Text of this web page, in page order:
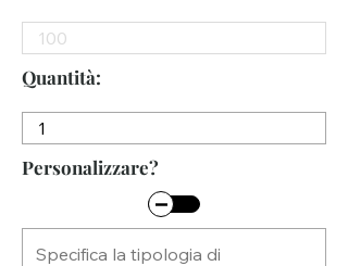
Quantità:
Personalizzare?